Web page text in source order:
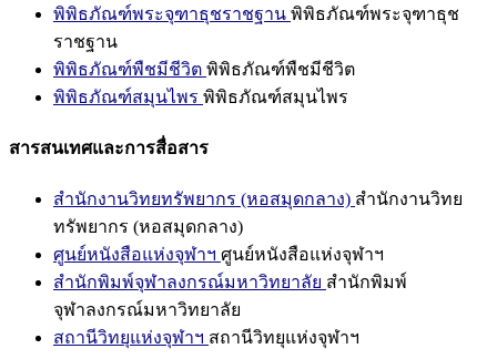
พิพิธภัณฑ์พระจุฑาธุชราชฐาน พิพิธภัณฑ์พระจุฑาธุช
ราชฐาน
พิพิธภัณฑ์พืชมีชีวิต พิพิธภัณฑ์พืชมีชีวิต
พิพิธภัณฑ์สมุนไพร พิพิธภัณฑ์สมุนไพร
สารสนเทศและการสื่อสาร
สำนักงานวิทยทรัพยากร (หอสมุดกลาง) สำนักงานวิทย
ทรัพยากร (หอสมุดกลาง)
ศูนย์หนังสือแห่งจุฬาฯ ศูนย์หนังสือแห่งจุฬาฯ
สำนักพิมพ์จุฬาลงกรณ์มหาวิทยาลัย สำนักพิมพ์
จุฬาลงกรณ์มหาวิทยาลัย
สถานีวิทยุแห่งจุฬาฯ สถานีวิทยุแห่งจุฬาฯ